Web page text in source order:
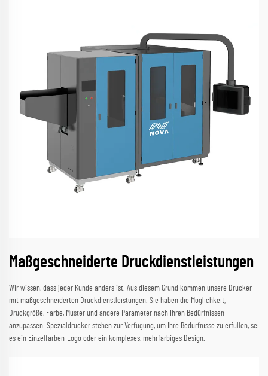
Maßgeschneiderte Druckdienstleistungen
Wir wissen, dass jeder Kunde anders ist. Aus diesem Grund kommen unsere Drucker
mit maßgeschneiderten Druckdienstleistungen. Sie haben die Möglichkeit,
Druckgröße, Farbe, Muster und andere Parameter nach Ihren Bedürfnissen
anzupassen. Spezialdrucker stehen zur Verfügung, um Ihre Bedürfnisse zu erfüllen, sei
es ein Einzelfarben-Logo oder ein komplexes, mehrfarbiges Design.